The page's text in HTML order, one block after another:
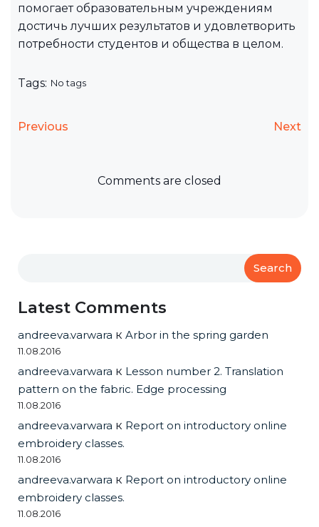
помогает образовательным учреждениям
достичь лучших результатов и удовлетворить
потребности студентов и общества в целом.
Tags: No tags
Previous Next
Comments are closed
Search
Latest Comments
andreeva.varwara к Arbor in the spring garden
11.08.2016
andreeva.varwara к Lesson number 2. Translation
pattern on the fabric. Edge processing
11.08.2016
andreeva.varwara к Report on introductory online
embroidery classes.
11.08.2016
andreeva.varwara к Report on introductory online
embroidery classes.
11.08.2016